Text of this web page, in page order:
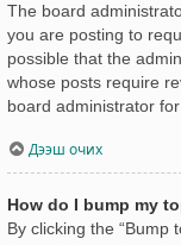
The board
you are posting to
possible that the
whose posts require
board administrator
Дээш очих
How do I bump my
By clicking the “Bump